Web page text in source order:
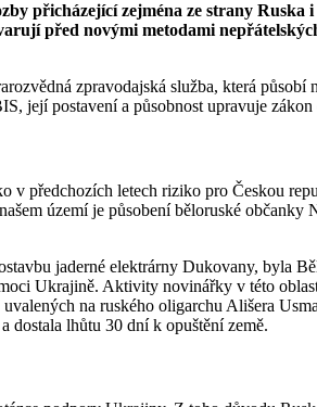
přicházející zejména ze strany
před novými metodami
zpravodajská služba, která
její postavení a působnost upravuje
v předchozích letech riziko pro Českou
území je působení běloruské
jaderné elektrárny Dukovany, byla
Ukrajině. Aktivity novinářky v této
na ruského oligarchu Ališera
dostala lhůtu 30 dní k opuštění země.